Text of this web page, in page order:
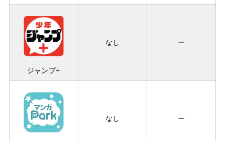
ジャンプ+
なし ー
なし ー